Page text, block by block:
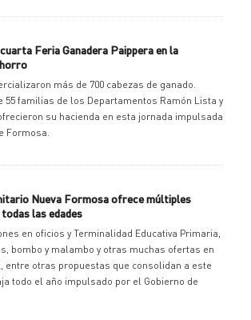
Feria Ganadera Paippera en la
más de 700 cabezas de ganado.
55 familias de los Departamentos Ramón Lista y
su hacienda en esta jornada impulsada
Formosa.
Nueva Formosa ofrece múltiples
las edades
en oficios y Terminalidad Educativa Primaria,
bombo y malambo y otras muchas ofertas en
entre otras propuestas que consolidan a este
todo el año impulsado por el Gobierno de